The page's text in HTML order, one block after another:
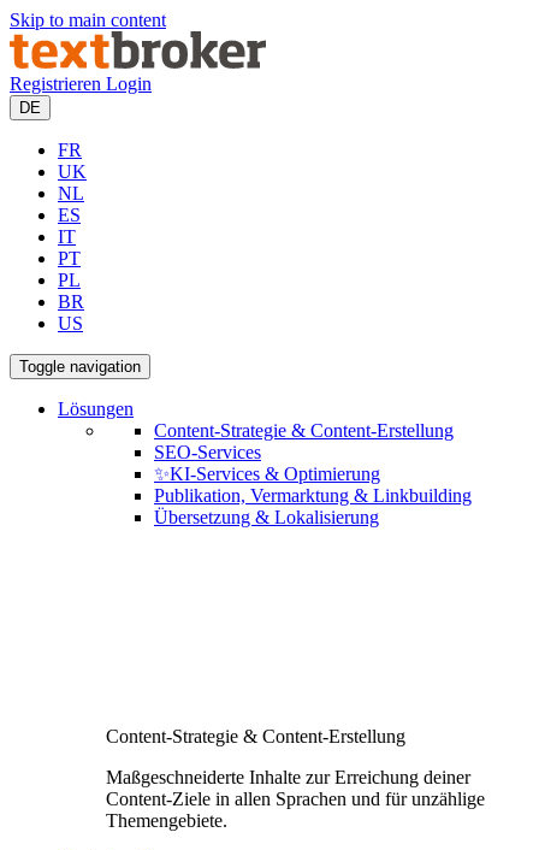
Skip to main content
Registrieren Login
DE
FR
UK
NL
ES
IT
PT
PL
BR
US
Toggle navigation
Lösungen
Content-Strategie & Content-Erstellung
SEO-Services
✨KI-Services & Optimierung
Publikation, Vermarktung & Linkbuilding
Übersetzung & Lokalisierung
Content-Strategie & Content-Erstellung
Maßgeschneiderte Inhalte zur Erreichung deiner
Content-Ziele in allen Sprachen und für unzählige
Themengebiete.